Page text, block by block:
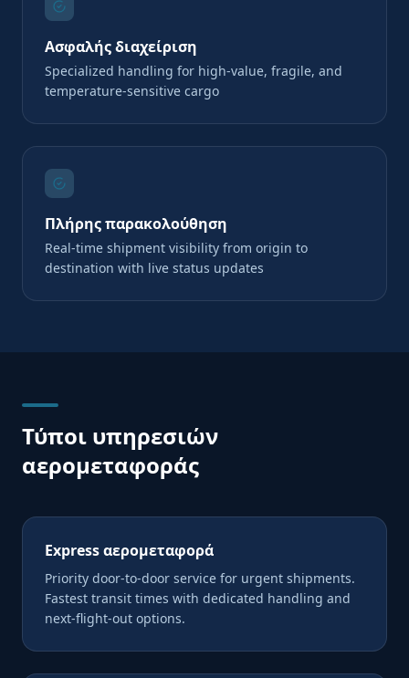
Ασφαλής διαχείριση
Specialized handling for high-value, fragile, and
temperature-sensitive cargo
Πλήρης παρακολούθηση
Real-time shipment visibility from origin to
destination with live status updates
Τύποι υπηρεσιών
αερομεταφοράς
Express αερομεταφορά
Priority door-to-door service for urgent shipments.
Fastest transit times with dedicated handling and
next-flight-out options.